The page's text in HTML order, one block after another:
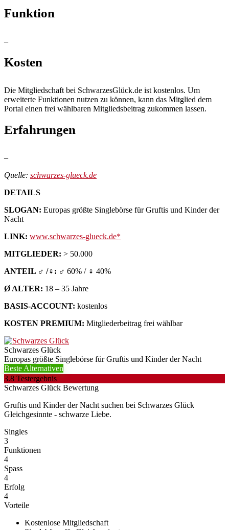
Funktion
–
Kosten
Die Mitgliedschaft bei SchwarzesGlück.de ist kostenlos. Um
erweiterte Funktionen nutzen zu können, kann das Mitglied dem
Portal einen frei wählbaren Mitgliedsbeitrag zukommen lassen.
Erfahrungen
–
Quelle: schwarzes-glueck.de
DETAILS
SLOGAN: Europas größte Singlebörse für Gruftis und Kinder der
Nacht
LINK: www.schwarzes-glueck.de
MITGLIEDER: > 50.000
ANTEIL ♂ /♀: ♂ 60% / ♀ 40%
Ø ALTER: 18 – 35 Jahre
BASIS-ACCOUNT: kostenlos
KOSTEN PREMIUM: Mitgliederbeitrag frei wählbar
Schwarzes Glück
Europas größte Singlebörse für Gruftis und Kinder der Nacht
Beste Alternativen
3.8 Testergebnis
Schwarzes Glück Bewertung
Gruftis und Kinder der Nacht suchen bei Schwarzes Glück
Gleichgesinnte - schwarze Liebe.
Singles
3
Funktionen
4
Spass
4
Erfolg
4
Vorteile
Kostenlose Mitgliedschaft